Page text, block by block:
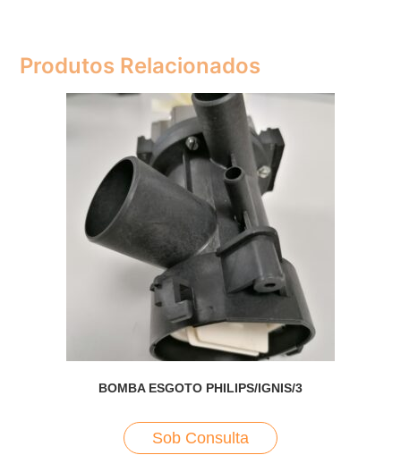
Produtos Relacionados
BOMBA ESGOTO PHILIPS/IGNIS/3
Sob Consulta